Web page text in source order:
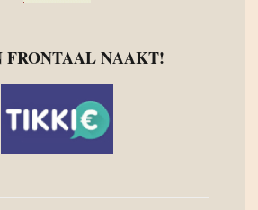
FRONTAAL NAAKT!